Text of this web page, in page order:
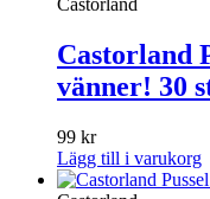
Castorland
Castorland
vänner! 30
99 kr
Lägg till i varukorg